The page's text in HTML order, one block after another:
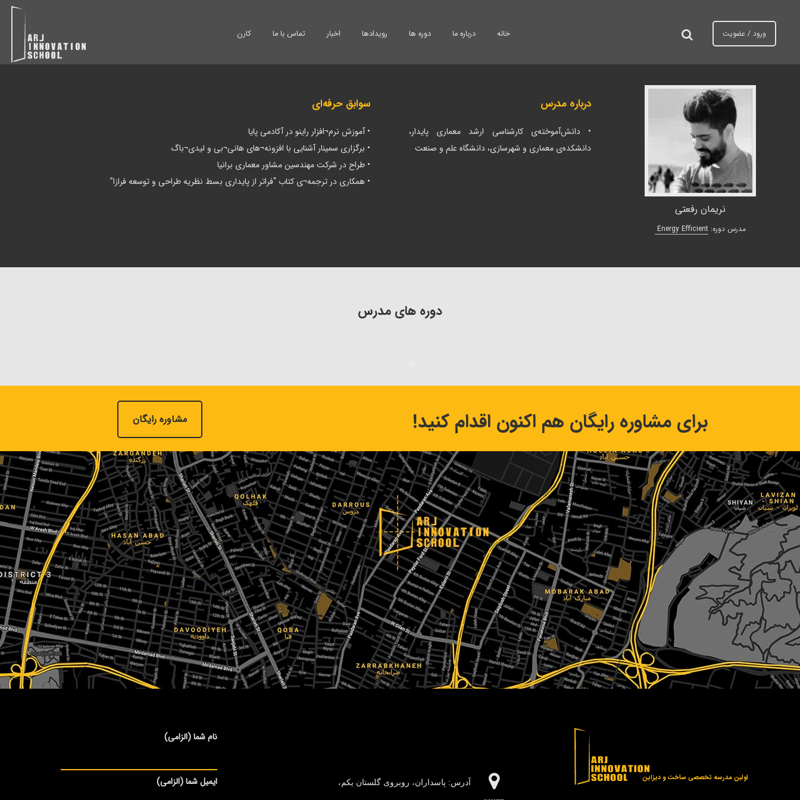
کردن
لینک
خانه درباره ما دوره ها رویدادها اخبار تماس با ما کارن ورود / عضویت
نریمان رفعتی
Energy Efficient :مدرس دوره
درباره مدرس
• دانش‌آموخته‌ی کارشناسی‌ ارشد معماری پایدار،
دانشکده‌ی معماری و شهرسازی، دانشگاه علم و صنعت
سوابق حرفه‌ای
• آموزش نرم¬افزار راینو در آکادمی پایا
• برگزاری سمینار آشنایی با افزونه¬های هانی¬بی و لیدی¬باگ
• طراح در شرکت مهندسین مشاور معماری برانیا
• همکاری در ترجمه¬ی کتاب “فراتر از پایداری بسط نظریه طراحی و توسعه فرازا”
دوره های مدرس
مشاوره رایگان برای مشاوره رایگان هم اکنون اقدام کنید!
اولین مدرسه تخصصی ساخت و دیزاین آدرس:‌ پاسداران، روبروی گلستان یکم،
نام شما (الزامی)
ایمیل شما (الزامی)